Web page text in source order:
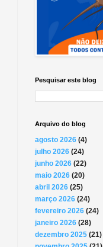
Pesquisar este blog
Arquivo do blog
agosto 2026 (4)
julho 2026 (24)
junho 2026 (22)
maio 2026 (20)
abril 2026 (25)
março 2026 (24)
fevereiro 2026 (24)
janeiro 2026 (28)
dezembro 2025 (21)